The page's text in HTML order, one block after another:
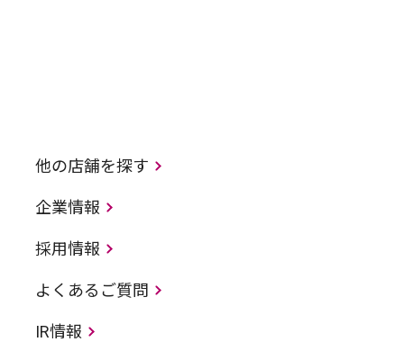
他の店舗を探す
企業情報
採用情報
よくあるご質問
IR情報